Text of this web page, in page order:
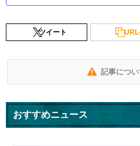
ツイート URL
記事につ
おすすめニュース